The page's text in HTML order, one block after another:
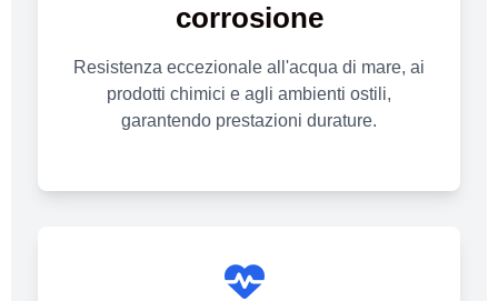
corrosione
Resistenza eccezionale all'acqua di mare, ai
prodotti chimici e agli ambienti ostili,
garantendo prestazioni durature.